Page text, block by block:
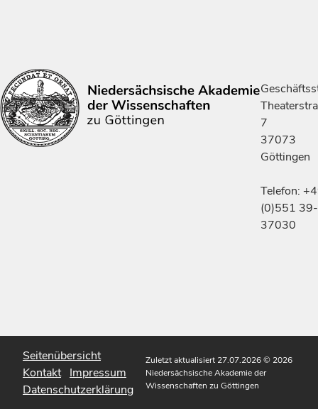
7
37073
Göttingen
Telefon:
(0)551 39-
37030
Seitenübersicht
Kontakt Impressum
Datenschutzerklärung
Zuletzt aktualisiert 27.07.2026© 2026
Niedersächsische Akademie der
Wissenschaften zu Göttingen